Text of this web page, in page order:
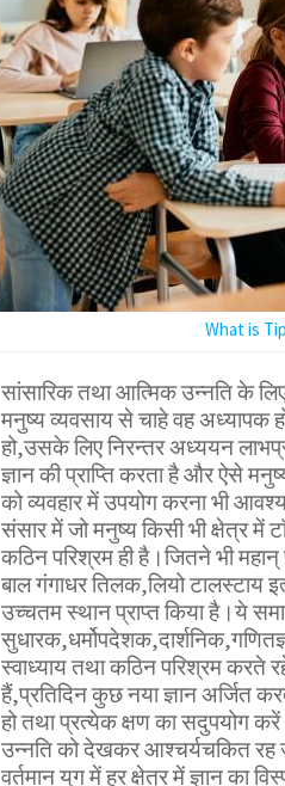
What is
सांसारिक तथा आत्मिक उन्नति के
मनुष्य व्यवसाय से चाहे वह अध्यापक
हो,उसके लिए निरन्तर अध्ययन
ज्ञान की प्राप्ति करता है और ऐसे
को व्यवहार में उपयोग करना भी
संसार में जो मनुष्य किसी भी क्षेत्र
कठिन परिश्रम ही है।जितने भी महान्
बाल गंगाधर तिलक,लियो टालस्टाय
उच्चतम स्थान प्राप्त किया है।ये
स्वाध्याय तथा कठिन परिश्रम
हैं,प्रतिदिन कुछ नया ज्ञान अर्जित
हो तथा प्रत्येक क्षण का सदुपयोग
उन्नति को देखकर आश्चर्यचकित रह
वर्तमान युग में हर क्षेत्र में ज्ञान का